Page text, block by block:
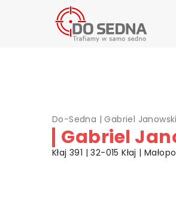
Do-Sedna |Gabriel Janowski
Gabriel
Kłaj 391 | 32-015 Kłaj |